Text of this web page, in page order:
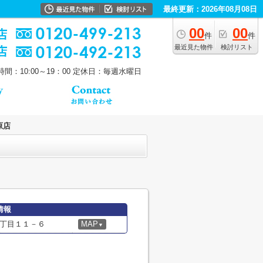
最終更新：2026年08月08日
00件
最近見た物件
00件
検討リスト
間：10:00～19：00 定休日：毎週水曜日
店
報
目１１－６
MAP ▼